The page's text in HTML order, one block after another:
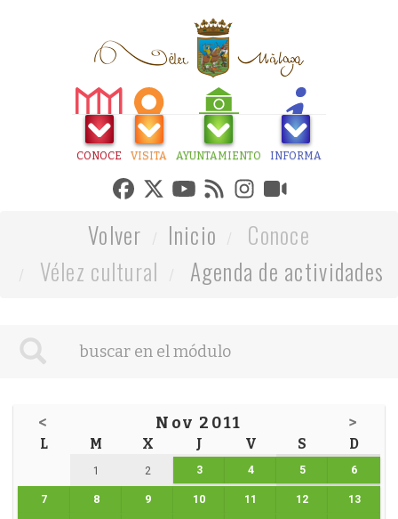
CONOCE VISITA AYUNTAMIENTO INFORMA
Volver Inicio
Conoce
Vélez cultural
Agenda de actividades
< Nov 2011 >
L M X J V S D
1 2 3 4 5 6
7 8 9 10 11 12 13